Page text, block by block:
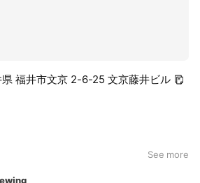
福井市文京 2-6-25 文京藤井ビル
See more